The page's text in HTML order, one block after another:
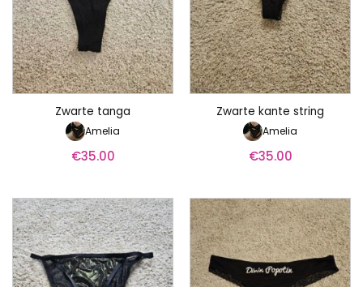
Zwarte tanga
Amelia
€35.00
Zwarte kante string
Amelia
€35.00